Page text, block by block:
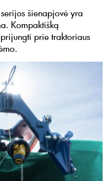
šienapjovė yra
Kompaktišką
prie traktoriaus